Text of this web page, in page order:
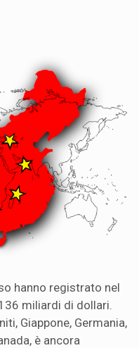
hanno registrato nel
miliardi di dollari.
Giappone, Germania,
è ancora